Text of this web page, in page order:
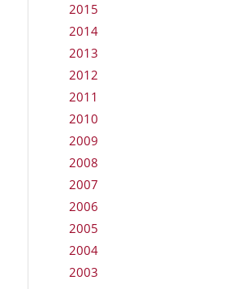
2015
2014
2013
2012
2011
2010
2009
2008
2007
2006
2005
2004
2003